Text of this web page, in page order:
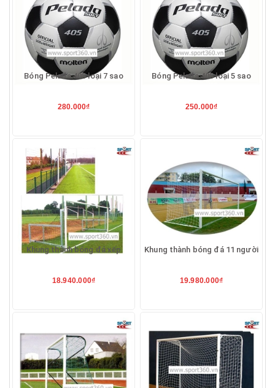
Bóng Pelada 405 loại 7 sao
280.000₫
Bóng Pelada 405 loại 5 sao
250.000₫
Khung thành bóng đá xếp
18.940.000₫
Khung thành bóng đá 11 người
19.980.000₫